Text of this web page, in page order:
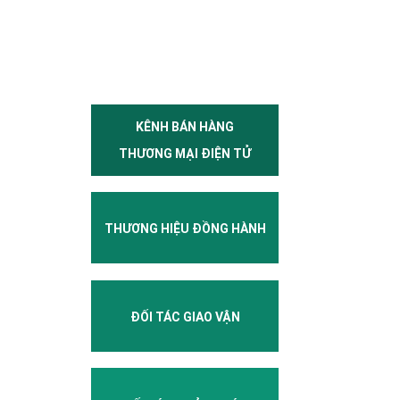
KÊNH BÁN HÀNG
THƯƠNG MẠI ĐIỆN TỬ
THƯƠNG HIỆU ĐỒNG HÀNH
ĐỐI TÁC GIAO VẬN